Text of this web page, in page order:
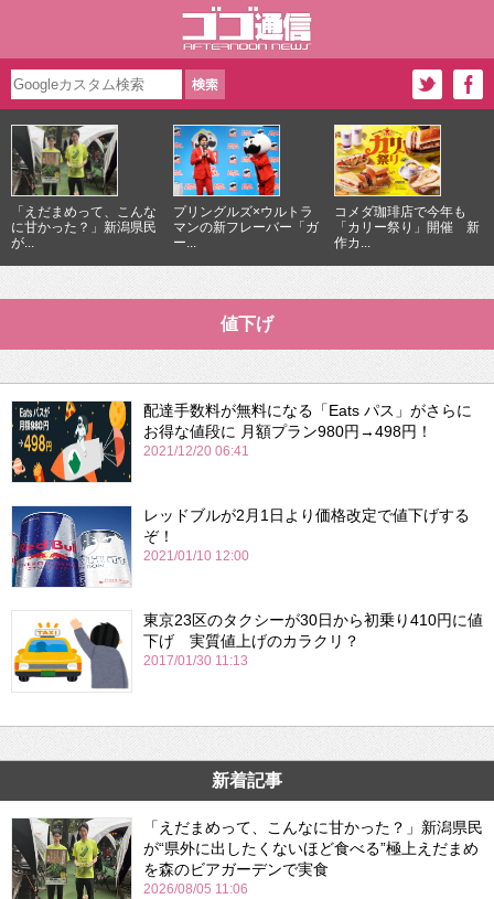
「えだまめって、こんな
に甘かった？」新潟県民
が...
プリングルズ×ウルトラ
マンの新フレーバー「ガ
ー...
コメダ珈琲店で今年も
「カリー祭り」開催 新
作カ...
値下げ
配達手数料が無料になる「Eats パス」がさらに
お得な値段に 月額プラン980円→498円！
2021/12/20 06:41
レッドブルが2月1日より価格改定で値下げする
ぞ！
2021/01/10 12:00
東京23区のタクシーが30日から初乗り410円に値
下げ 実質値上げのカラクリ？
2017/01/30 11:13
新着記事
「えだまめって、こんなに甘かった？」新潟県民
が“県外に出したくないほど食べる”極上えだまめ
を森のビアガーデンで実食
2026/08/05 11:06